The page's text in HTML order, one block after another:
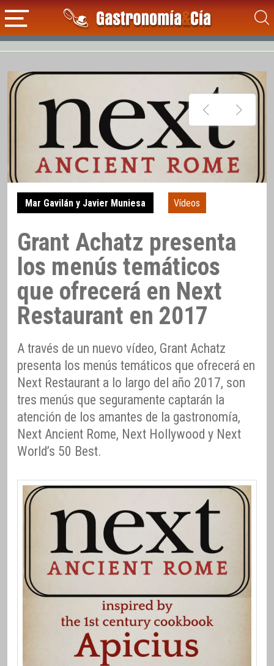
Mar Gavilán y Javier Muniesa Vídeos
Grant Achatz presenta
los menús temáticos
que ofrecerá en Next
Restaurant en 2017
A través de un nuevo vídeo, Grant Achatz
presenta los menús temáticos que ofrecerá en
Next Restaurant a lo largo del año 2017, son
tres menús que seguramente captarán la
atención de los amantes de la gastronomía,
Next Ancient Rome, Next Hollywood y Next
World’s 50 Best.